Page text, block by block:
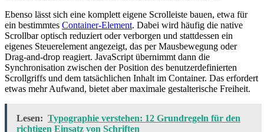
Ebenso lässt sich eine komplett eigene Scrolleiste bauen, etwa für
ein bestimmtes Container-Element. Dabei wird häufig die native
Scrollbar optisch reduziert oder verborgen und stattdessen ein
eigenes Steuerelement angezeigt, das per Mausbewegung oder
Drag-and-drop reagiert. JavaScript übernimmt dann die
Synchronisation zwischen der Position des benutzerdefinierten
Scrollgriffs und dem tatsächlichen Inhalt im Container. Das erfordert
etwas mehr Aufwand, bietet aber maximale gestalterische Freiheit.
Lesen: Typographie verstehen: 12 Grundregeln für den
richtigen Einsatz von Schriften